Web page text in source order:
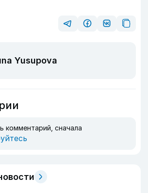
Yusupova
комментарий, сначала